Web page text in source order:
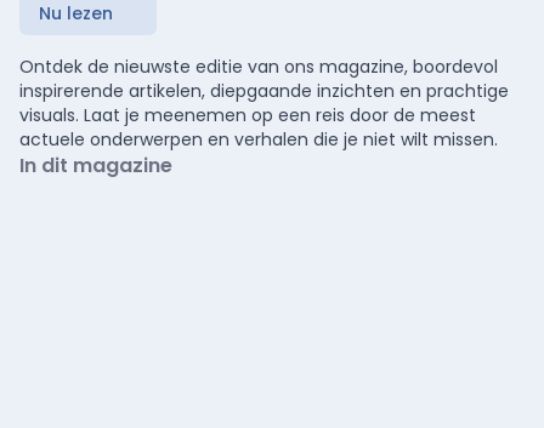
Nu lezen
Ontdek de nieuwste editie van ons magazine, boordevol
inspirerende artikelen, diepgaande inzichten en prachtige
visuals. Laat je meenemen op een reis door de meest
actuele onderwerpen en verhalen die je niet wilt missen.
In dit magazine